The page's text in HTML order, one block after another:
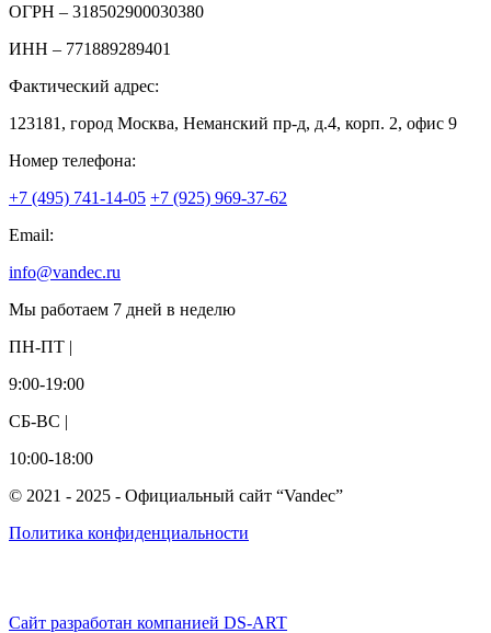
ОГРН – 318502900030380
ИНН – 771889289401
Фактический адрес:
123181, город Москва, Неманский пр-д, д.4, корп. 2, офис 9
Номер телефона:
+7 (495) 741-14-05 +7 (925) 969-37-62
Email:
info@vandec.ru
Мы работаем 7 дней в неделю
ПН-ПТ |
9:00-19:00
СБ-ВС |
10:00-18:00
© 2021 - 2025 - Официальный сайт “Vandec”
Политика конфиденциальности
Сайт разработан компанией DS-ART